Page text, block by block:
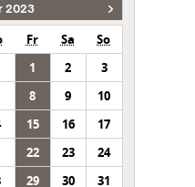
2023
Fr Sa
So
1
2
3
8 9
10
15 16
17
22 23
24
29 30 31